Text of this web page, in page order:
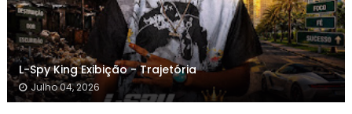
L-Spy King Exibição - Trajetória
Julho 04, 2026